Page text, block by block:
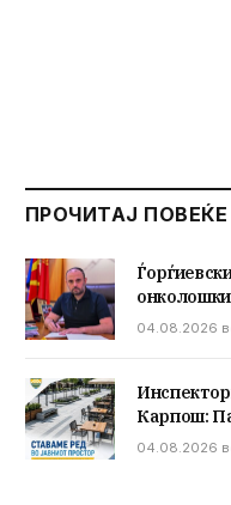
ПРОЧИТАЈ ПОВЕЌЕ
04.08.2026
Карпош:
04.08.2026